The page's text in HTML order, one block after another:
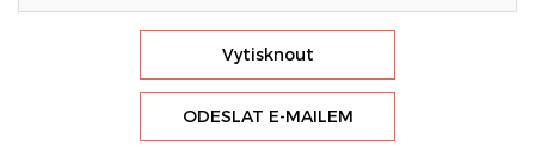
Vytisknout
ODESLAT E-MAILEM